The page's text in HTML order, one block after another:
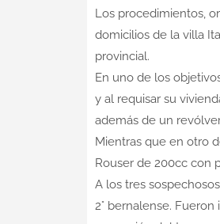
Los procedimientos,
domicilios de la villa
provincial.
En uno de los
y al requisar su
además de un
Mientras que en otro
Rouser de 200cc con
A los tres
2° bernalense.